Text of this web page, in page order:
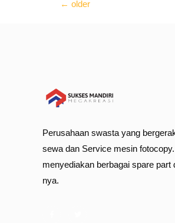
← older
Perusahaan swasta yang
sewa dan Service mesin
menyediakan berbagai spare part
nya.